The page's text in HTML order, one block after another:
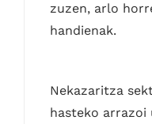
zuzen, arlo
handienak.
Nekazaritza
hasteko arrazoi